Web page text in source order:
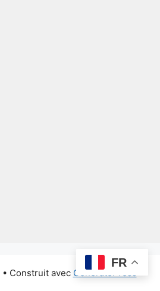
• Construit avec GeneratePress
FR